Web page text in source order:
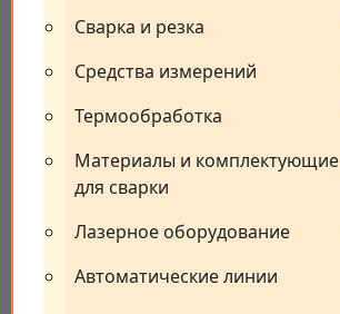
Сварка и резка
Средства измерений
Термообработка
Материалы и комплектующие
для сварки
Лазерное оборудование
Автоматические линии